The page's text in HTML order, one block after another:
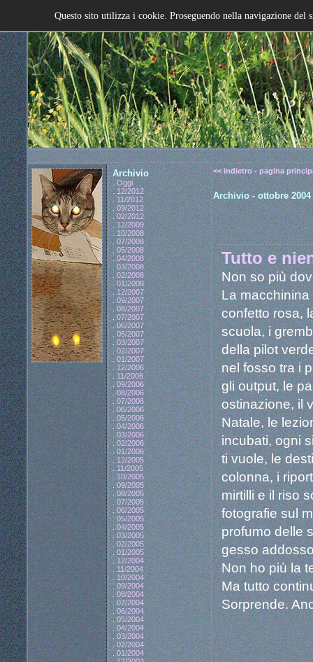
Archivio
.Oggi
.12/2012
.11/2012
.09/2012
.02/2012
.12/2009
.10/2008
.07/2008
.05/2008
.04/2008
.03/2008
.02/2008
.01/2008
.12/2007
.09/2007
.08/2007
.07/2007
.06/2007
.05/2007
.03/2007
.02/2007
.01/2007
.12/2006
.11/2006
.09/2006
.08/2006
.07/2006
.06/2006
.05/2006
.04/2006
.03/2006
.02/2006
.01/2006
.12/2005
.11/2005
.10/2005
.09/2005
.08/2005
.07/2005
.06/2005
.05/2005
.04/2005
.03/2005
.02/2005
.01/2005
.12/2004
.11/2004
.10/2004
.09/2004
.08/2004
.07/2004
.06/2004
.05/2004
.04/2004
.03/2004
.02/2004
.01/2004
<< indietro-pagina
Archivio - ottobre 2004
Tutto e
Non so più
La macchinina
confetto rosa,
scuola, i
della pilot
nel fosso tra i
gli output, le
ostinazione, il
Natale, le
incubati, ogni
ti vuole, le
colonna, i
mirtilli e il riso
fotografie sul
profumo delle
gesso
Non ho più la
Ma tutto
Sorprende.
Questo sito utilizza i cookie. Proseguendo nella navigazione del